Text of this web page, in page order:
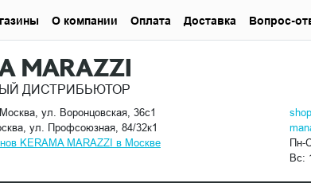
ДИСТРИБЬЮТОР
ул. Воронцовская, 36с1
ул. Профсоюзная, 84/32к1
KERAMA MARAZZI в Москве
Пн-
Вс:
О компании Оплата Доставка Вопрос-